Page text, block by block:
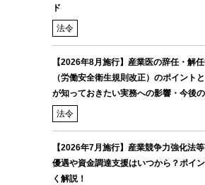
ド
法令
【2026年8月施行】産業医の辞任・解
（労働安全衛生規則改正）のポイント
が知っておきたい実務への影響・今後
法令
【2026年7月施行】産業競争力強化法
優遇や資金調達支援はいつから？ポイ
く解説！